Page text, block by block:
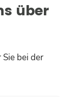
über
bei der